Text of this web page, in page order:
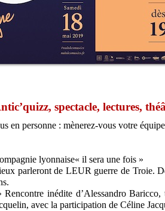
spectacle, lectures,
en personne : mènerez-vous votre
lyonnaise« il sera une fois »
parleront de LEUR guerre de Troie.
inédite d’Alessandro
avec la participation de Céline